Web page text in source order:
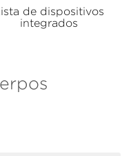
de dispositivos
integrados